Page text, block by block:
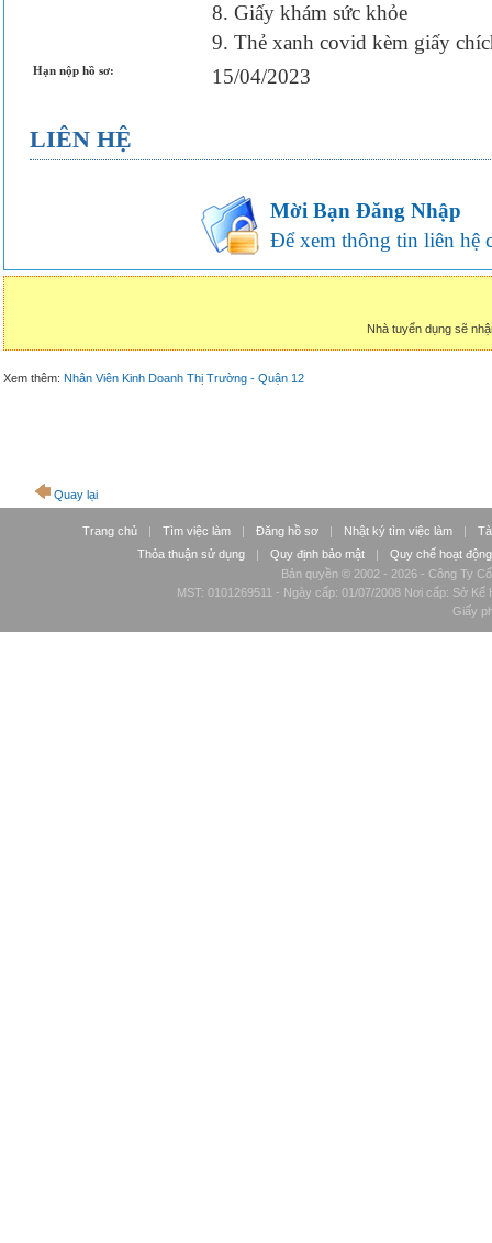
8. Giấy khám sức khỏe
9. Thẻ xanh covid kèm giấy
Hạn nộp hồ sơ: 15/04/2023
LIÊN HỆ
Mời Bạn Đăng Nhập
Để xem thông tin liên hệ
Nhà tuyển dụng sẽ
Xem thêm: Nhân Viên Kinh Doanh Thị Trường - Quận 12
Quay lại
Trang chủ | Tìm việc làm | Đăng hồ sơ | Nhật ký tìm việc làm |
Thỏa thuận sử dụng
| Quy định bảo mật |
Quy chế hoạt động
Bản quyền © 2002 - 2026 - Công Ty
MST: 0101269511 - Ngày cấp: 01/07/2008 Nơi cấp: Sở
Giấy